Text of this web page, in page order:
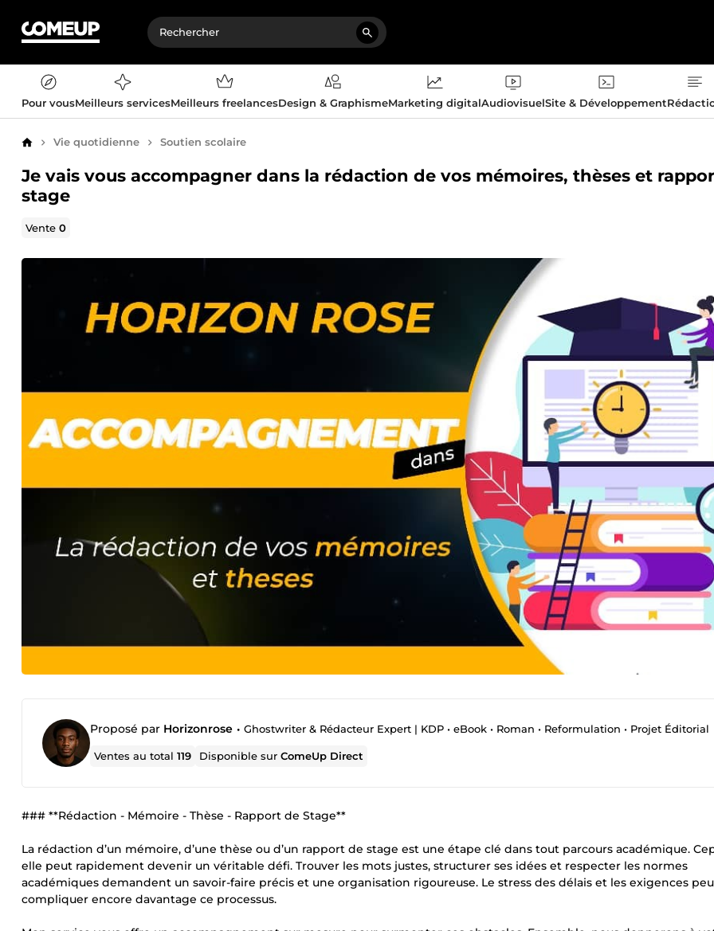
Pour vousMeilleurs servicesMeilleurs freelancesDesign & GraphismeMarketing digitalAudiovisuelSite & Développement
AccueilVie quotidienne Soutien scolaire
Je vais vous accompagner dans la rédaction de vos mémoires, thèses et
stage
Vente0
Proposé par Horizonrose • Ghostwriter & Rédacteur Expert | KDP • eBook • Roman • Reformulation • Projet Éditorial
Ventes au total119 Disponible surComeUp Direct
### **Rédaction - Mémoire - Thèse - Rapport de Stage**
La rédaction d’un mémoire, d’une thèse ou d’un rapport de stage est une étape clé dans tout parcours académique.
elle peut rapidement devenir un véritable défi. Trouver les mots justes, structurer ses idées et respecter les normes
académiques demandent un savoir-faire précis et une organisation rigoureuse. Le stress des délais et les exigences
compliquer encore davantage ce processus.